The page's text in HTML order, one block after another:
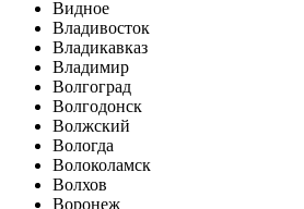
Видное
Владивосток
Владикавказ
Владимир
Волгоград
Волгодонск
Волжский
Вологда
Волоколамск
Волхов
Воронеж